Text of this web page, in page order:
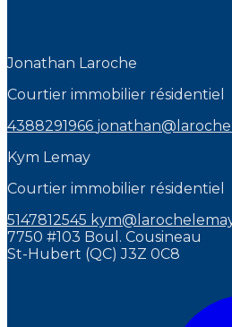
Jonathan Laroche
Courtier immobilier résidentiel
4388291966
Kym Lemay
Courtier immobilier résidentiel
5147812545
7750 #103 Boul. Cousineau
St-Hubert (QC) J3Z 0C8